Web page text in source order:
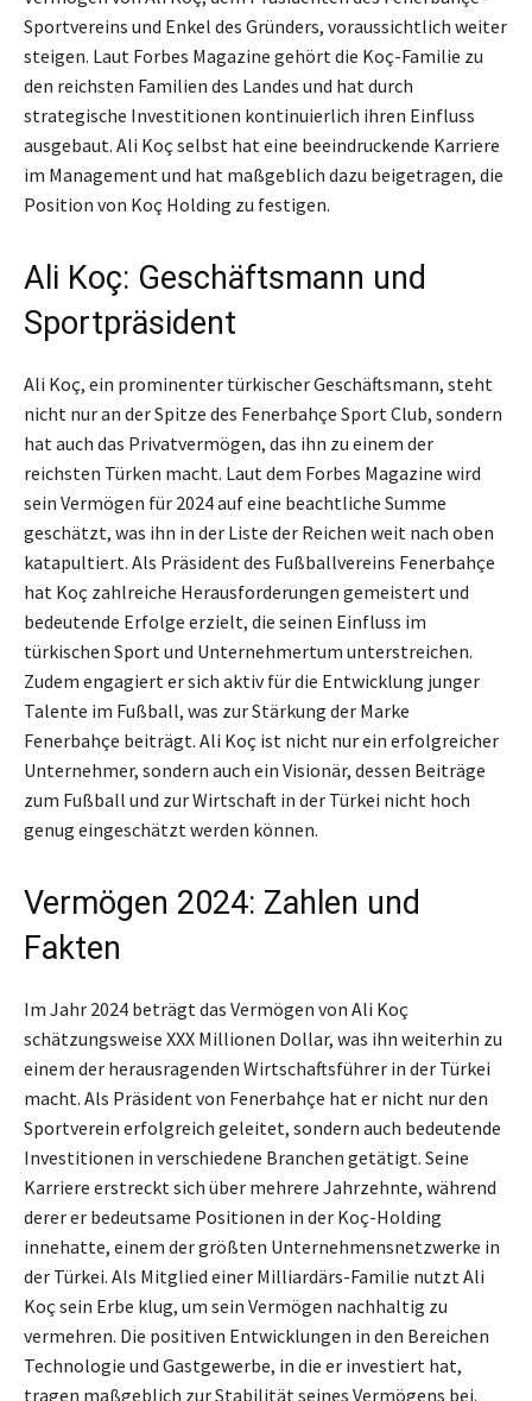
Sportvereins und Enkel des Gründers, voraussichtlich weiter
steigen. Laut Forbes Magazine gehört die Koç-Familie zu
den reichsten Familien des Landes und hat durch
strategische Investitionen kontinuierlich ihren Einfluss
ausgebaut. Ali Koç selbst hat eine beeindruckende Karriere
im Management und hat maßgeblich dazu beigetragen, die
Position von Koç Holding zu festigen.
Ali Koç: Geschäftsmann und
Sportpräsident
Ali Koç, ein prominenter türkischer Geschäftsmann, steht
nicht nur an der Spitze des Fenerbahçe Sport Club, sondern
hat auch das Privatvermögen, das ihn zu einem der
reichsten Türken macht. Laut dem Forbes Magazine wird
sein Vermögen für 2024 auf eine beachtliche Summe
geschätzt, was ihn in der Liste der Reichen weit nach oben
katapultiert. Als Präsident des Fußballvereins Fenerbahçe
hat Koç zahlreiche Herausforderungen gemeistert und
bedeutende Erfolge erzielt, die seinen Einfluss im
türkischen Sport und Unternehmertum unterstreichen.
Zudem engagiert er sich aktiv für die Entwicklung junger
Talente im Fußball, was zur Stärkung der Marke
Fenerbahçe beiträgt. Ali Koç ist nicht nur ein erfolgreicher
Unternehmer, sondern auch ein Visionär, dessen Beiträge
zum Fußball und zur Wirtschaft in der Türkei nicht hoch
genug eingeschätzt werden können.
Vermögen 2024: Zahlen und
Fakten
Im Jahr 2024 beträgt das Vermögen von Ali Koç
schätzungsweise XXX Millionen Dollar, was ihn weiterhin zu
einem der herausragenden Wirtschaftsführer in der Türkei
macht. Als Präsident von Fenerbahçe hat er nicht nur den
Sportverein erfolgreich geleitet, sondern auch bedeutende
Investitionen in verschiedene Branchen getätigt. Seine
Karriere erstreckt sich über mehrere Jahrzehnte, während
derer er bedeutsame Positionen in der Koç-Holding
innehatte, einem der größten Unternehmensnetzwerke in
der Türkei. Als Mitglied einer Milliardärs-Familie nutzt Ali
Koç sein Erbe klug, um sein Vermögen nachhaltig zu
vermehren. Die positiven Entwicklungen in den Bereichen
Technologie und Gastgewerbe, in die er investiert hat,
tragen maßgeblich zur Stabilität seines Vermögens bei.